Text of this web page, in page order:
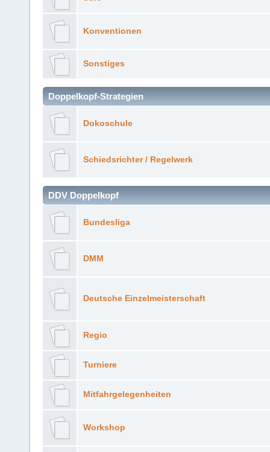
Konventionen
Sonstiges
Doppelkopf-Strategien
Dokoschule
Schiedsrichter / Regelwerk
DDV Doppelkopf
Bundesliga
DMM
Deutsche Einzelmeisterschaft
Regio
Turniere
Mitfahrgelegenheiten
Workshop